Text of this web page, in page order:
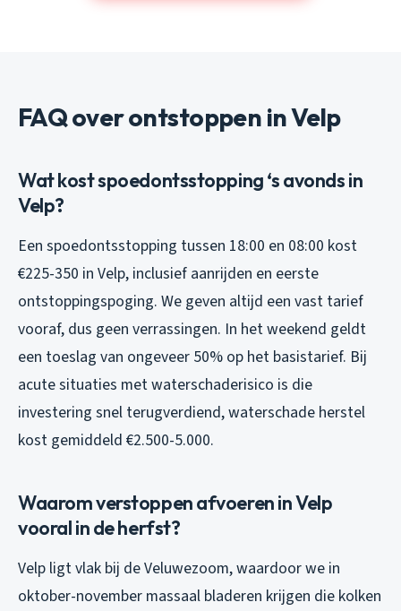
FAQ over ontstoppen in Velp
Wat kost spoedontsstopping ‘s avonds in
Velp?
Een spoedontsstopping tussen 18:00 en 08:00 kost
€225-350 in Velp, inclusief aanrijden en eerste
ontstoppingspoging. We geven altijd een vast tarief
vooraf, dus geen verrassingen. In het weekend geldt
een toeslag van ongeveer 50% op het basistarief. Bij
acute situaties met waterschaderisico is die
investering snel terugverdiend, waterschade herstel
kost gemiddeld €2.500-5.000.
Waarom verstoppen afvoeren in Velp
vooral in de herfst?
Velp ligt vlak bij de Veluwezoom, waardoor we in
oktober-november massaal bladeren krijgen die kolken